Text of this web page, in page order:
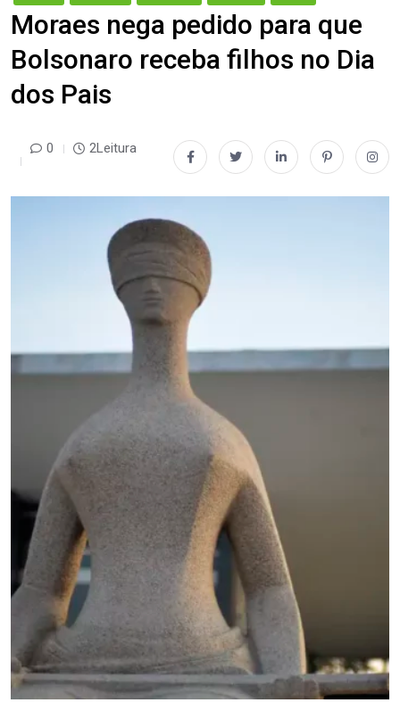
Moraes nega pedido para que
Bolsonaro receba filhos no Dia
dos Pais
0 2Leitura